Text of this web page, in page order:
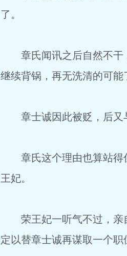
了。
章氏闻讯之后自然不干
继续背锅，再无洗清的可能
章士诚因此被贬，后又与
章氏这个理由也算站得
王妃。
荣王妃一听气不过，亲
定以替章士诚再谋取一个职